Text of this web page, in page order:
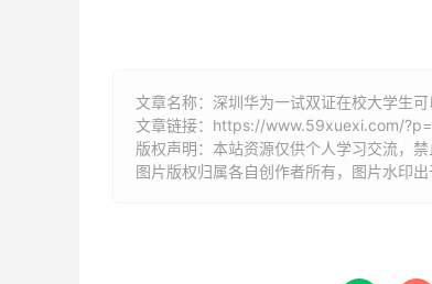
文章名称：深圳华为一试双证在校大学生可
文章链接： https://www.59xuexi.com/
版权声明：本站资源仅供个人学习交流，
图片版权归属各自创作者所有，图片水印